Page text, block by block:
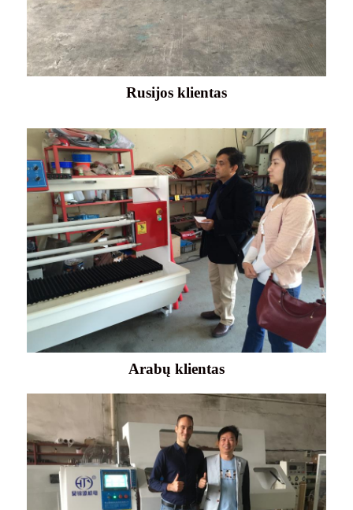
Rusijos klientas
Arabų klientas